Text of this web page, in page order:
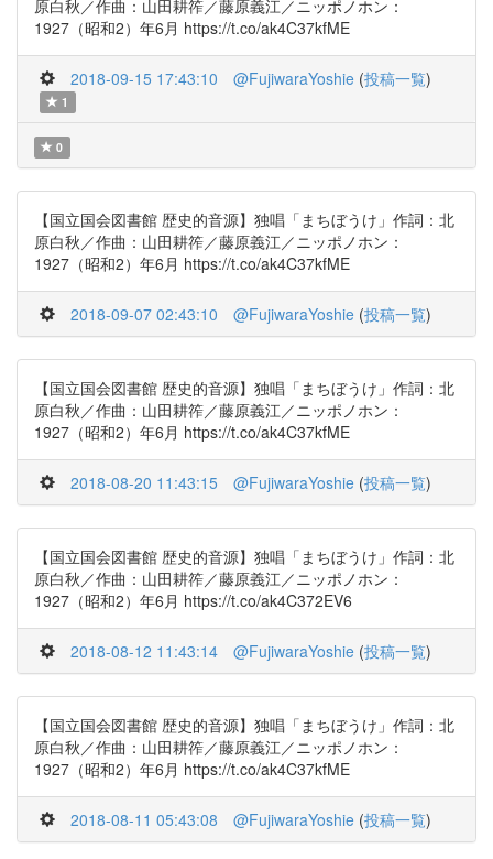
原白秋／作曲：山田耕筰／藤原義江／ニッポノホン：
1927（昭和2）年6月 https://t.co/ak4C37kfME
2018-09-15 17:43:10 @FujiwaraYoshie (投稿一覧)
1
0
【国立国会図書館 歴史的音源】独唱「まちぼうけ」作詞：北
原白秋／作曲：山田耕筰／藤原義江／ニッポノホン：
1927（昭和2）年6月 https://t.co/ak4C37kfME
2018-09-07 02:43:10 @FujiwaraYoshie (投稿一覧)
【国立国会図書館 歴史的音源】独唱「まちぼうけ」作詞：北
原白秋／作曲：山田耕筰／藤原義江／ニッポノホン：
1927（昭和2）年6月 https://t.co/ak4C37kfME
2018-08-20 11:43:15 @FujiwaraYoshie (投稿一覧)
【国立国会図書館 歴史的音源】独唱「まちぼうけ」作詞：北
原白秋／作曲：山田耕筰／藤原義江／ニッポノホン：
1927（昭和2）年6月 https://t.co/ak4C372EV6
2018-08-12 11:43:14 @FujiwaraYoshie (投稿一覧)
【国立国会図書館 歴史的音源】独唱「まちぼうけ」作詞：北
原白秋／作曲：山田耕筰／藤原義江／ニッポノホン：
1927（昭和2）年6月 https://t.co/ak4C37kfME
2018-08-11 05:43:08 @FujiwaraYoshie (投稿一覧)